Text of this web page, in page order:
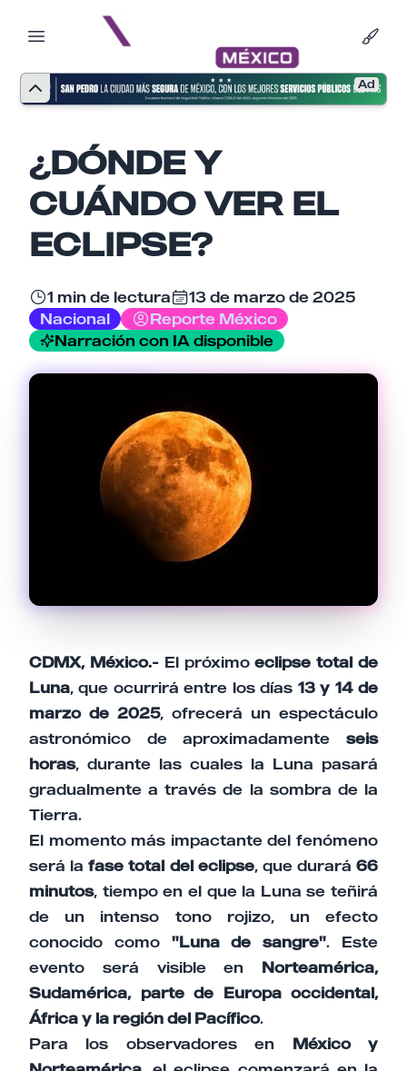
Ad
¿DÓNDE Y
CUÁNDO VER EL
ECLIPSE?
1 min de lectura
13 de marzo de 2025
Nacional
Reporte México
Narración con IA disponible
CDMX, México.- El próximoeclipse total de
Luna, que ocurrirá entre los días 13 y 14 de
marzo de 2025, ofrecerá un espectáculo
astronómico de aproximadamente seis
horas, durante las cuales la Luna pasará
gradualmente a través de la sombra de la
Tierra.
El momento más impactante del fenómeno
será lafase total del eclipse, que durará 66
minutos, tiempo en el que la Luna se teñirá
de un intenso tono rojizo, un efecto
conocido como "Luna de sangre". Este
evento será visible en Norteamérica,
Sudamérica, parte de Europa occidental,
África y la región del Pacífico.
Para los observadores en México y
Nombre
Tu comentario
Cancelar Enviar comentario